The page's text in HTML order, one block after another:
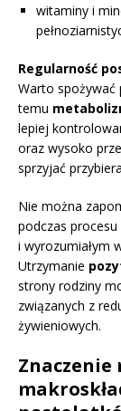
witaminy i
Regularność
Warto spożywać
temu
lepiej
oraz wysoko
sprzyjać
Nie można
podczas
i wyrozumiałym
Utrzymanie
strony rodziny
związanych z
żywieniowych.